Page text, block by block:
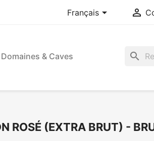
Français 
Domaines & Caves search
ROSÉ (EXTRA BRUT) -